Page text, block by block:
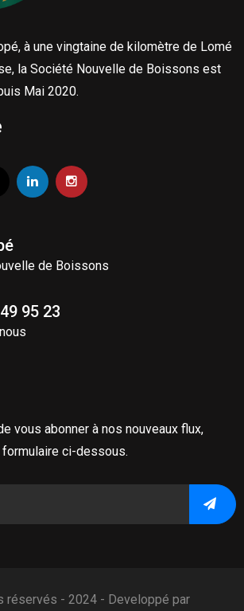
à une vingtaine de kilomètre de Lomé
la Société Nouvelle de Boissons est
Mai 2020.
de Boissons
95 23
vous abonner à nos nouveaux flux,
ci-dessous.
réservés - 2024 - Developpé par